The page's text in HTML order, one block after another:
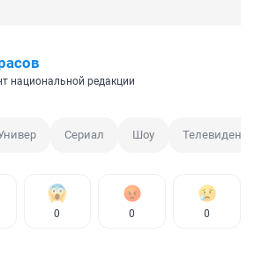
национальной редакции
Сериал Шоу Телевидение
0 0 0